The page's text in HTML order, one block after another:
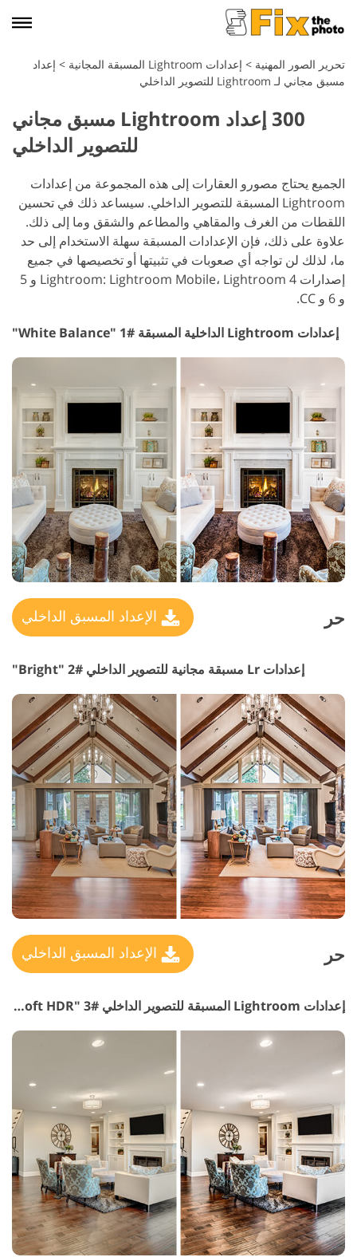
تحرير الصور المهنية > إعدادات Lightroom المسبقة المجانية > إعداد
مسبق مجاني لـ Lightroom للتصوير الداخلي
300 إعداد Lightroom مسبق مجاني
للتصوير الداخلي
الجميع يحتاج مصورو العقارات إلى هذه المجموعة من إعدادات
Lightroom المسبقة للتصوير الداخلي. سيساعد ذلك في تحسين
اللقطات من الغرف والمقاهي والمطاعم والشقق وما إلى ذلك.
علاوة على ذلك، فإن الإعدادات المسبقة سهلة الاستخدام إلى حد
ما، لذلك لن تواجه أي صعوبات في تثبيتها أو تخصيصها في جميع
إصدارات Lightroom: Lightroom Mobile، Lightroom 4 و 5
و 6 و CC.
إعدادات Lightroom الداخلية المسبقة #1 "White Balance"
حر الإعداد المسبق الداخلي
إعدادات Lr مسبقة مجانية للتصوير الداخلي #2 "Bright"
حر الإعداد المسبق الداخلي
إعدادات Lightroom المسبقة للتصوير الداخلي #3 "Soft HDR"